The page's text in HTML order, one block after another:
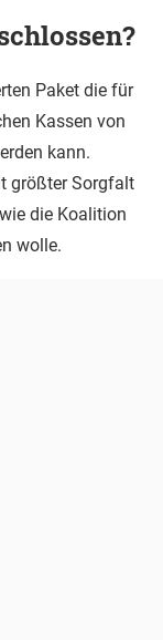
Paket die für
Kassen von
kann.
größter Sorgfalt
die Koalition
wolle.